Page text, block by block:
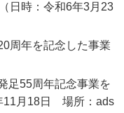
日時：令和6年3月23
周年を記念した事業
足55周年記念事業を
11月18日 場所：ads